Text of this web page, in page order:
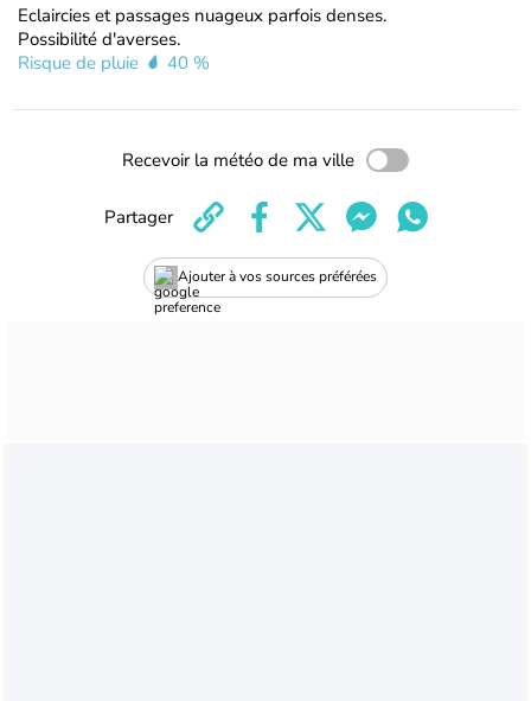
Eclaircies et passages nuageux parfois denses.
Possibilité d'averses.
Risque de pluie
40 %
Recevoir la météo de ma ville
Ajouter à vos sources préférées
Partager